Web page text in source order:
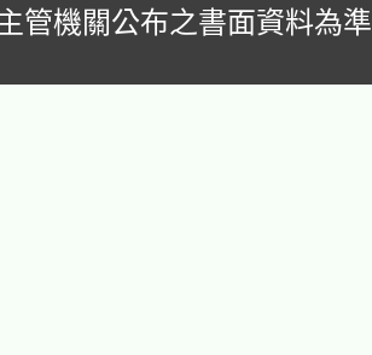
管機關公布之書面資料為